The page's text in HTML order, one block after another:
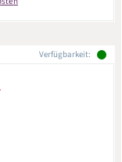
Verfügbarkeit: